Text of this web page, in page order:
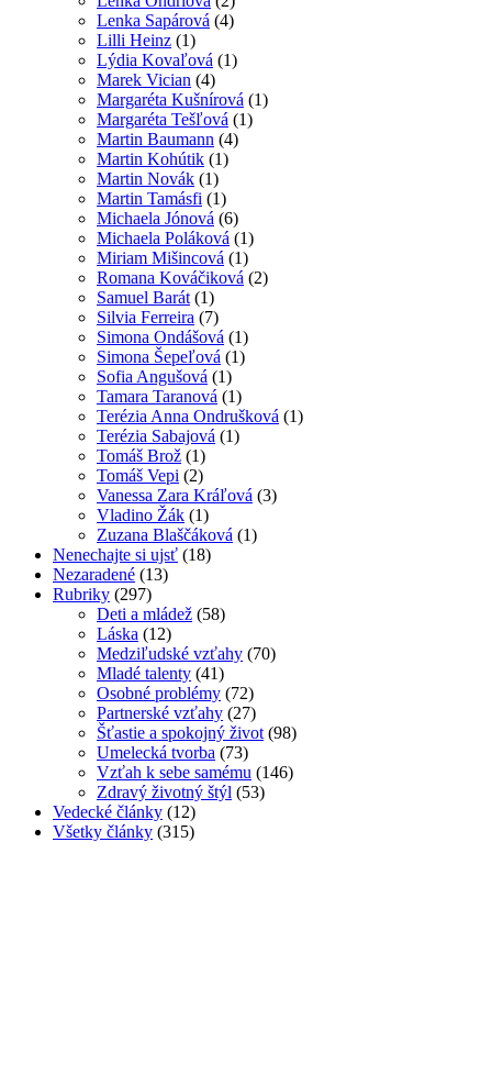
Lenka Sapárová (4)
Lilli Heinz (1)
Lýdia Kovaľová (1)
Marek Vician (4)
Margaréta Kušnírová (1)
Margaréta Tešľová (1)
Martin Baumann (4)
Martin Kohútik (1)
Martin Novák (1)
Martin Tamásfi (1)
Michaela Jónová (6)
Michaela Poláková (1)
Miriam Mišincová (1)
Romana Kováčiková (2)
Samuel Barát (1)
Silvia Ferreira (7)
Simona Ondášová (1)
Simona Šepeľová (1)
Sofia Angušová (1)
Tamara Taranová (1)
Terézia Anna Ondrušková (1)
Terézia Sabajová (1)
Tomáš Brož (1)
Tomáš Vepi (2)
Vanessa Zara Kráľová (3)
Vladino Žák (1)
Zuzana Blaščáková (1)
Nenechajte si ujsť (18)
Nezaradené (13)
Rubriky (297)
Deti a mládež (58)
Láska (12)
Medziľudské vzťahy (70)
Mladé talenty (41)
Osobné problémy (72)
Partnerské vzťahy (27)
Šťastie a spokojný život (98)
Umelecká tvorba (73)
Vzťah k sebe samému (146)
Zdravý životný štýl (53)
Vedecké články (12)
Všetky články (315)